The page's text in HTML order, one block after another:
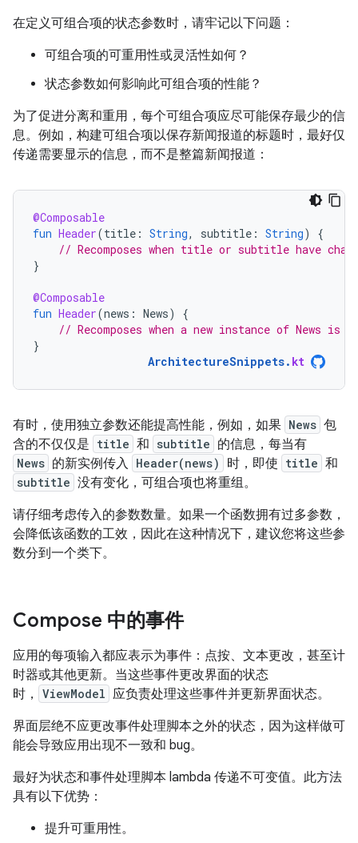
在定义可组合项的状态参数时，请牢记以下问题：
可组合项的可重用性或灵活性如何？
状态参数如何影响此可组合项的性能？
为了促进分离和重用，每个可组合项应尽可能保存最少的信
息。例如，构建可组合项以保存新闻报道的标题时，最好仅
传递需要显示的信息，而不是整篇新闻报道：
@Composable
fun Header(title : String, subtitle : String)
{
// Recomposes when title or subtitle have
}
@Composable
fun Header(news : News)
{
// Recomposes when a new instance of News is
}
ArchitectureSnippets. kt
有时，使用独立参数还能提高性能，例如，如果 News 包
含的不仅仅是 title 和 subtitle 的信息，每当有
News 的新实例传入 Header(news) 时，即使 title 和
subtitle 没有变化，可组合项也将重组。
请仔细考虑传入的参数数量。如果一个函数拥有过多参数，
会降低该函数的工效，因此在这种情况下，建议您将这些参
数分到一个类下。
Compose 中的事件
应用的每项输入都应表示为事件：点按、文本更改，甚至计
时器或其他更新。当这些事件更改界面的状态
时，
ViewModel 应负责处理这些事件并更新界面状态。
界面层绝不应更改事件处理脚本之外的状态，因为这样做可
能会导致应用出现不一致和 bug。
最好为状态和事件处理脚本 lambda 传递不可变值。此方法
具有以下优势：
提升可重用性。